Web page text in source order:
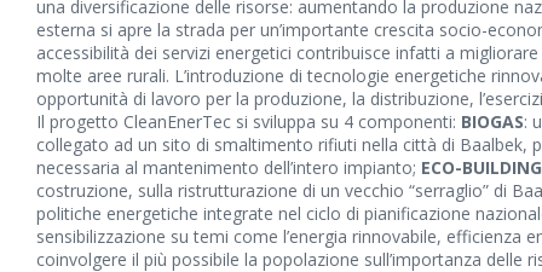
una diversificazione delle risorse: aumentando la produzione
esterna si apre la strada per un’importante crescita socio-
accessibilità dei servizi energetici contribuisce infatti a migliorare
molte aree rurali. L’introduzione di tecnologie energetiche
opportunità di lavoro per la produzione, la distribuzione,
Il progetto CleanEnerTec si sviluppa su 4 componenti: BIOGAS:
collegato ad un sito di smaltimento rifiuti nella città di Baalbek,
necessaria al mantenimento dell’intero impianto; ECO-BUILDING
costruzione, sulla ristrutturazione di un vecchio “serraglio” di
politiche energetiche integrate nel ciclo di pianificazione
sensibilizzazione su temi come l’energia rinnovabile, efficienza
coinvolgere il più possibile la popolazione sull’importanza delle